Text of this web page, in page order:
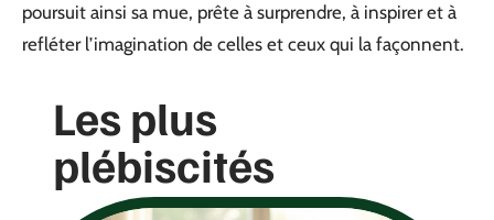
poursuit ainsi sa mue, prête à surprendre, à inspirer et à
refléter l’imagination de celles et ceux qui la façonnent.
Les plus
plébiscités